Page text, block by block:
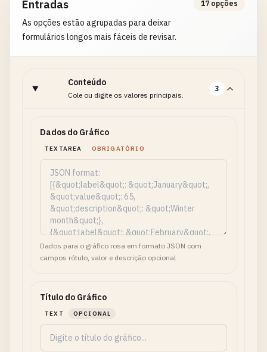
Entradas
As opções estão agrupadas para deixar
formulários longos mais fáceis de revisar.
17 opções
Conteúdo
Cole ou digite os valores principais.
3
Dados do Gráfico
TEXTAREA OBRIGATÓRIO
Dados para o gráfico rosa em formato JSON com
campos rótulo, valor e descrição opcional
Título do Gráfico
TEXT OPCIONAL